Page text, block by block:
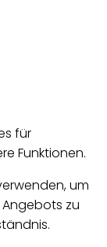
für
Funktionen.
um
zu